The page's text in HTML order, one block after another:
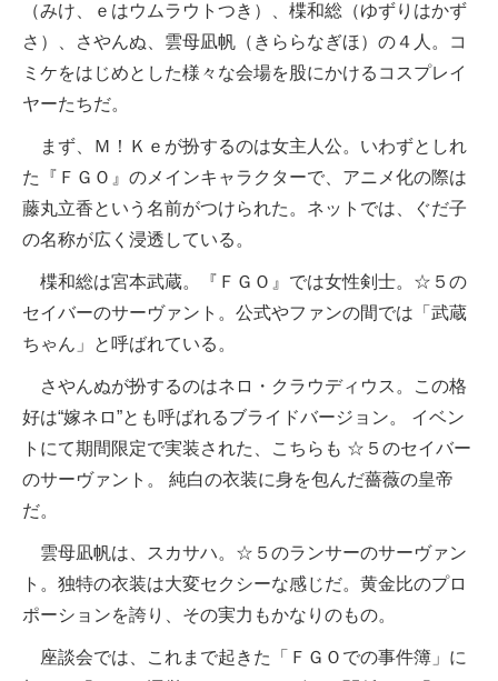
（みけ、ｅはウムラウトつき）、楪和総（ゆずりはかず
さ）、さやんぬ、雲母凪帆（きららなぎほ）の４人。コ
ミケをはじめとした様々な会場を股にかけるコスプレイ
ヤーたちだ。
まず、Ｍ！Ｋｅが扮するのは女主人公。いわずとしれ
た『ＦＧＯ』のメインキャラクターで、アニメ化の際は
藤丸立香という名前がつけられた。ネットでは、ぐだ子
の名称が広く浸透している。
楪和総は宮本武蔵。『ＦＧＯ』では女性剣士。☆５の
セイバーのサーヴァント。公式やファンの間では「武蔵
ちゃん」と呼ばれている。
さやんぬが扮するのはネロ・クラウディウス。この格
好は“嫁ネロ”とも呼ばれるブライドバージョン。 イベン
トにて期間限定で実装された、こちらも ☆５のセイバー
のサーヴァント。 純白の衣装に身を包んだ薔薇の皇帝
だ。
雲母凪帆は、スカサハ。☆５のランサーのサーヴァン
ト。独特の衣装は大変セクシーな感じだ。黄金比のプロ
ポーションを誇り、その実力もかなりのもの。
座談会では、これまで起きた「ＦＧＯでの事件簿」に